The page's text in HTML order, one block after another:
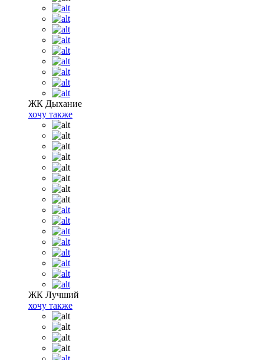
ЖК Дыхание
хочу также
ЖК Лучший
хочу также